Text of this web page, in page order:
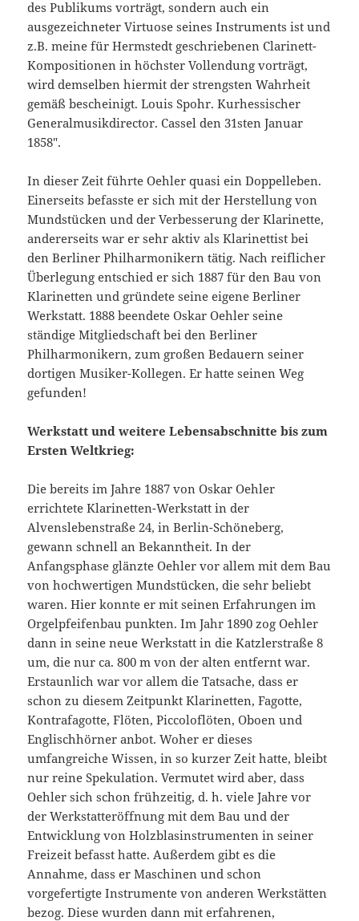
des Publikums vorträgt, sondern auch ein
ausgezeichneter Virtuose seines Instruments ist und
z.B. meine für Hermstedt geschriebenen Clarinett-
Kompositionen in höchster Vollendung vorträgt,
wird demselben hiermit der strengsten Wahrheit
gemäß bescheinigt. Louis Spohr. Kurhessischer
Generalmusikdirector. Cassel den 31sten Januar
1858″.
In dieser Zeit führte Oehler quasi ein Doppelleben.
Einerseits befasste er sich mit der Herstellung von
Mundstücken und der Verbesserung der Klarinette,
andererseits war er sehr aktiv als Klarinettist bei
den Berliner Philharmonikern tätig. Nach reiflicher
Überlegung entschied er sich 1887 für den Bau von
Klarinetten und gründete seine eigene Berliner
Werkstatt. 1888 beendete Oskar Oehler seine
ständige Mitgliedschaft bei den Berliner
Philharmonikern, zum großen Bedauern seiner
dortigen Musiker-Kollegen. Er hatte seinen Weg
gefunden!
Werkstatt und weitere Lebensabschnitte bis zum
Ersten Weltkrieg:
Die bereits im Jahre 1887 von Oskar Oehler
errichtete Klarinetten-Werkstatt in der
Alvenslebenstraße 24, in Berlin-Schöneberg,
gewann schnell an Bekanntheit. In der
Anfangsphase glänzte Oehler vor allem mit dem Bau
von hochwertigen Mundstücken, die sehr beliebt
waren. Hier konnte er mit seinen Erfahrungen im
Orgelpfeifenbau punkten. Im Jahr 1890 zog Oehler
dann in seine neue Werkstatt in die Katzlerstraße 8
um, die nur ca. 800 m von der alten entfernt war.
Erstaunlich war vor allem die Tatsache, dass er
schon zu diesem Zeitpunkt Klarinetten, Fagotte,
Kontrafagotte, Flöten, Piccoloflöten, Oboen und
Englischhörner anbot. Woher er dieses
umfangreiche Wissen, in so kurzer Zeit hatte, bleibt
nur reine Spekulation. Vermutet wird aber, dass
Oehler sich schon frühzeitig, d. h. viele Jahre vor
der Werkstatteröffnung mit dem Bau und der
Entwicklung von Holzblasinstrumenten in seiner
Freizeit befasst hatte. Außerdem gibt es die
Annahme, dass er Maschinen und schon
vorgefertigte Instrumente von anderen Werkstätten
bezog. Diese wurden dann mit erfahrenen,